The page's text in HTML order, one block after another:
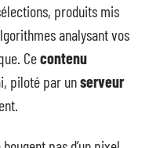
produits mis
analysant vos
Cecontenu
piloté par unserveur